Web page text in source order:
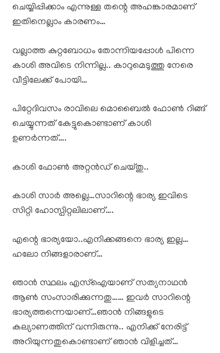
ചെയ്യിപ്പിക്കാം എന്നുള്ള തന്റെ അഹങ്കാരമാണ്
ഇതിനെല്ലാം കാരണം…
വല്ലാത്ത കുറ്റബോധം തോന്നിയപ്പോൾ പിന്നെ
കാശി അവിടെ നിന്നില്ല.. കാറുമെടുത്തു നേരെ
വീട്ടിലേക്ക് പോയി…
പിറ്റേദിവസം രാവിലെ മൊബൈൽ ഫോൺ റിങ്ങ്
ചെയ്യുന്നത് കേട്ടുകൊണ്ടാണ് കാശി
ഉണർന്നത്….
കാശി ഫോൺ അറ്റൻഡ് ചെയ്തു..
കാശി സാർ അല്ലെ…സാറിന്റെ ഭാര്യ ഇവിടെ
സിറ്റി ഹോസ്പിറ്റലിലാണ്….
എന്റെ ഭാര്യയോ..എനിക്കങ്ങനെ ഭാര്യ ഇല്ല…
ഹലോ നിങ്ങളാരാണ്…
ഞാൻ സ്ഥലം എസ്ഐയാണ് സത്യനാഥൻ
ആൺ സംസാരിക്കുന്നതു…… ഇവർ സാറിന്റെ
ഭാര്യത്തന്നെയാണ്…ഞാൻ നിങ്ങളുടെ
കല്യാണത്തിന് വന്നിരുന്നു.. എനിക്ക് നേരിട്ട്
അറിയുന്നതുകൊണ്ടാണ് ഞാൻ വിളിച്ചത്…